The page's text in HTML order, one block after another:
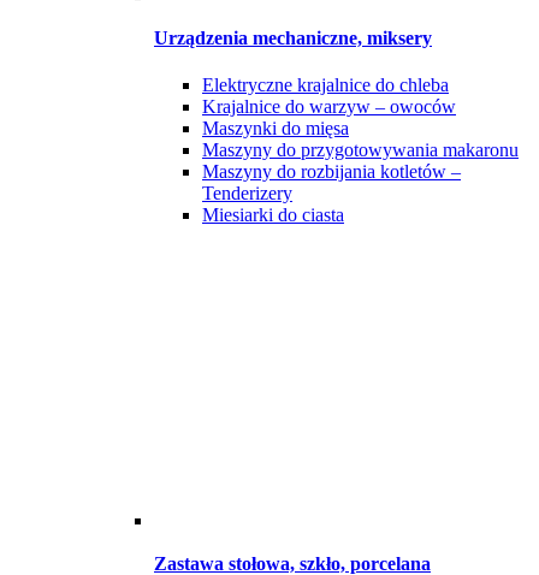
Urządzenia mechaniczne, miksery
Elektryczne krajalnice do chleba
Krajalnice do warzyw – owoców
Maszynki do mięsa
Maszyny do przygotowywania makaronu
Maszyny do rozbijania kotletów –
Tenderizery
Miesiarki do ciasta
Zastawa stołowa, szkło, porcelana